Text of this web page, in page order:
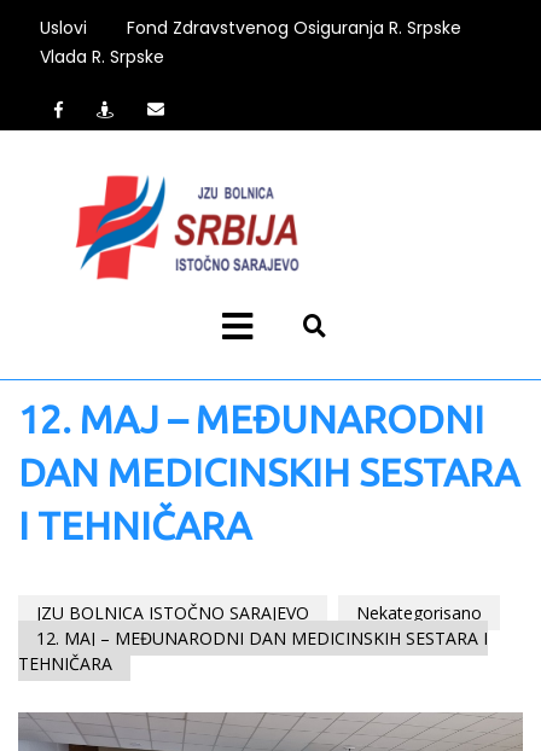
Uslovi
Fond Zdravstvenog Osiguranja R. Srpske
Vlada R. Srpske
12. MAJ – MEĐUNARODNI
DAN MEDICINSKIH SESTARA
I TEHNIČARA
JZU BOLNICA ISTOČNO SARAJEVO
Nekategorisano
12. MAJ – MEĐUNARODNI DAN MEDICINSKIH SESTARA I
TEHNIČARA